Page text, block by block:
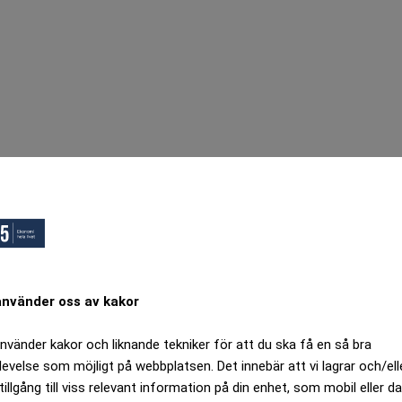
oss av kakor
kakor och liknande tekniker för att du ska få en så bra
som möjligt på webbplatsen. Det innebär att vi lagrar och/
till viss relevant information på din enhet, som mobil eller